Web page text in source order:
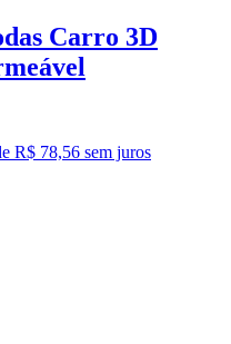
Carro 3D
R$ 78,56 sem juros